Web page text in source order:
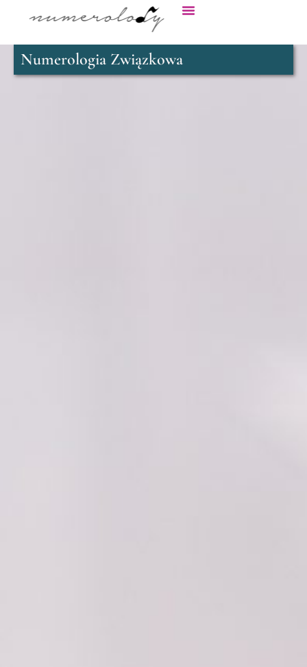
Numerologia Związkowa